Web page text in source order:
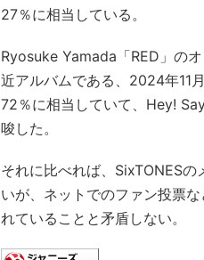
27％に相当している。
Ryosuke Yamada「RED」の
近アルバムである、2024年11
72％に相当していて、Hey!
唆した。
それに比べれば、SixTONES
いが、ネットでのファン投票
れていることと矛盾しない。